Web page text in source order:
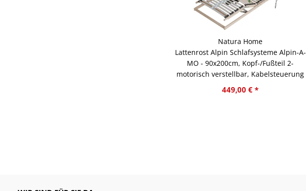
Natura Home
Lattenrost Alpin Schlafsysteme Alpin-A-
MO - 90x200cm, Kopf-/Fußteil 2-
motorisch verstellbar, Kabelsteuerung
449,00 € *